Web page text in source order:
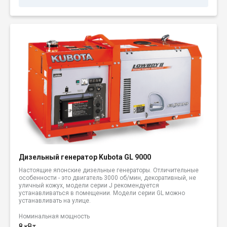
Дизельный генератор Kubota GL 9000
Настоящие японские дизельные генераторы. Отличительные
особенности - это двигатель 3000 об/мин, декоративный, не
уличный кожух, модели серии J рекомендуется
устанавливаться в помещении. Модели серии GL можно
устанавливать на улице.
Номинальная мощность